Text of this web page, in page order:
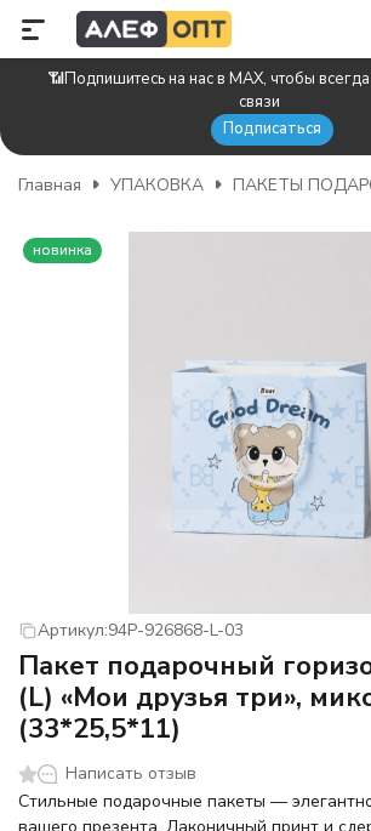
📶Подпишитесь на нас в MAX, чтобы всегда
связи
Подписаться
Главная УПАКОВКА ПАКЕТЫ
новинка
Артикул:94P-926868-L-03
Пакет подарочный
(L) «Мои друзья три»,
(33*25,5*11)
Написать отзыв
Стильные подарочные пакеты —